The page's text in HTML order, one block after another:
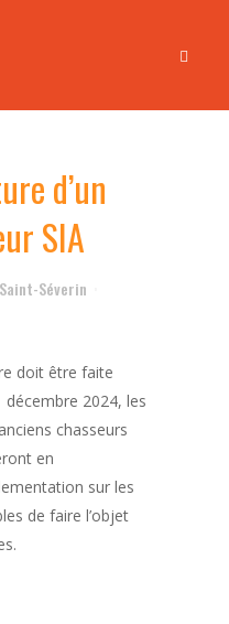
d’un
SIA
Séverin
doit être faite
décembre 2024, les
chasseurs
en
sur les
de faire l’objet